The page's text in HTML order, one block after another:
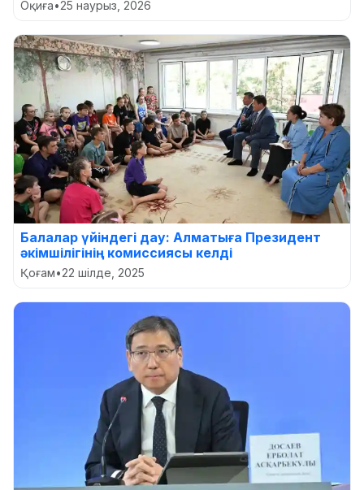
Оқиға•25 наурыз, 2026
Балалар үйіндегі дау: Алматыға Президент
әкімшілігінің комиссиясы келді
Қоғам•22 шілде, 2025